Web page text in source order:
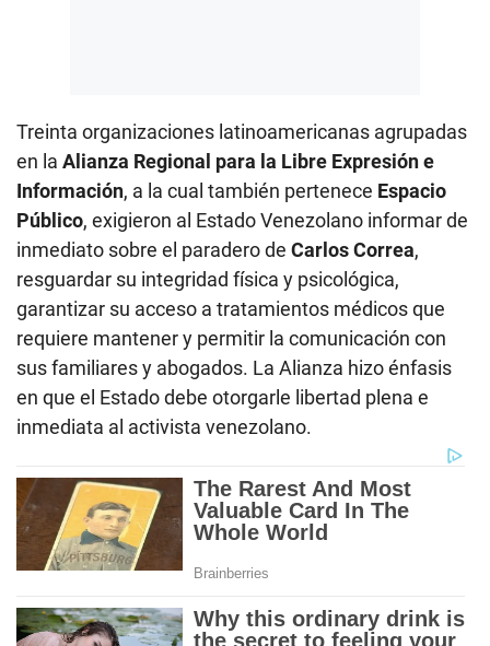
Treinta organizaciones latinoamericanas agrupadas
en la Alianza Regional para la Libre Expresión e
Información, a la cual también pertenece Espacio
Público, exigieron al Estado Venezolano informar de
inmediato sobre el paradero de Carlos Correa,
resguardar su integridad física y psicológica,
garantizar su acceso a tratamientos médicos que
requiere mantener y permitir la comunicación con
sus familiares y abogados. La Alianza hizo énfasis
en que el Estado debe otorgarle libertad plena e
inmediata al activista venezolano.